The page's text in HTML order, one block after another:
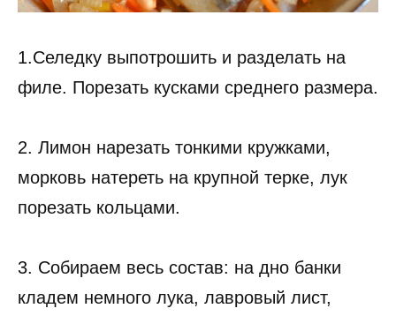
1.Селедку выпотрошить и разделать на
филе. Порезать кусками среднего размера.
2. Лимон нарезать тонкими кружками,
морковь натереть на крупной терке, лук
порезать кольцами.
3. Собираем весь состав: на дно банки
кладем немного лука, лавровый лист,